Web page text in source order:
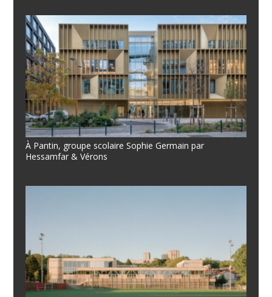
À Pantin, groupe scolaire Sophie Germain par
Hessamfar & Vérons